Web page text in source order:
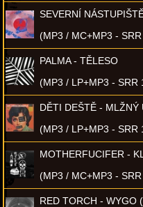
SEVERNÍ
(MP3 / MC+MP3 -
PALMA - TĚLESO
(MP3 / LP+MP3 - SRR
DĚTI DEŠTĚ - MLŽNÝ
(MP3 / LP+MP3 - SRR
MOTHERFUCIFER -
(MP3 / MC+MP3 -
RED TORCH - WYGO